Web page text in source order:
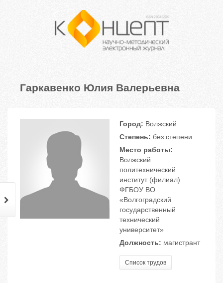
Гаркавенко Юлия Валерьевна
Город: Волжский
Степень: без степени
Место работы:
Волжский
политехнический
институт (филиал)
ФГБОУ ВО
«Волгоградский
государственный
технический
университет»
Должность: магистрант
Список трудов